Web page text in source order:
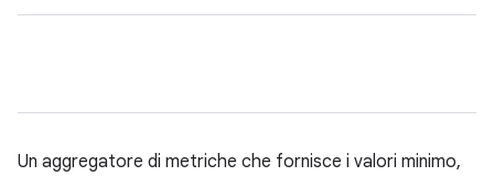
Un aggregatore di metriche che fornisce i valori minimo,